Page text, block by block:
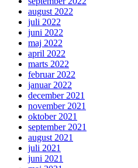
august 2022
juli 2022
juni 2022
maj 2022
april 2022
marts 2022
februar 2022
januar 2022
december 2021
november 2021
oktober 2021
september 2021
august 2021
juli 2021
juni 2021